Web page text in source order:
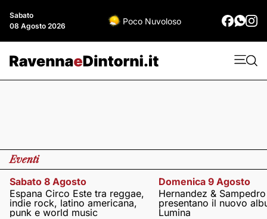
Sabato
08 Agosto 2026
Poco Nuvoloso
Eventi
Sabato 8 Agosto
Espana Circo Este tra reggae,
indie rock, latino americana,
punk e world music
Domenica 9 Agosto
Hernandez & Sampedro
presentano il nuovo
Lumina